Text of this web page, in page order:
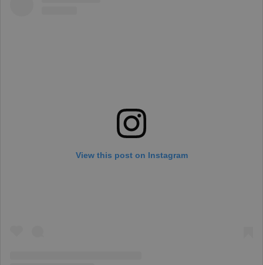
View this post on Instagram